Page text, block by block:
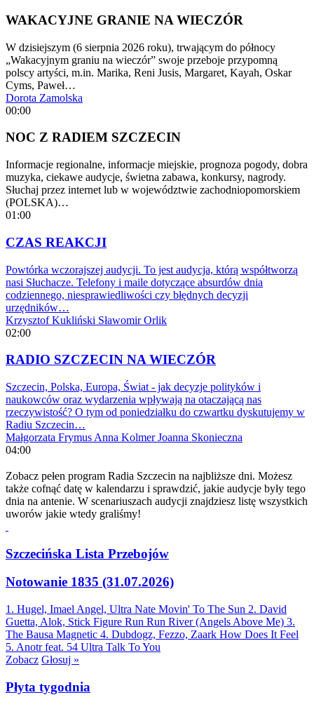
WAKACYJNE GRANIE NA WIECZÓR
W dzisiejszym (6 sierpnia 2026 roku), trwającym do północy
„Wakacyjnym graniu na wieczór” swoje przeboje przypomną
polscy artyści, m.in. Marika, Reni Jusis, Margaret, Kayah, Oskar
Cyms, Paweł…
Dorota Zamolska
00:00
NOC Z RADIEM SZCZECIN
Informacje regionalne, informacje miejskie, prognoza pogody, dobra
muzyka, ciekawe audycje, świetna zabawa, konkursy, nagrody.
Słuchaj przez internet lub w województwie zachodniopomorskiem
(POLSKA)…
01:00
CZAS REAKCJI
Powtórka wczorajszej audycji. To jest audycja, którą współtworzą
nasi Słuchacze. Telefony i maile dotyczące absurdów dnia
codziennego, niesprawiedliwości czy błędnych decyzji
urzędników…
Krzysztof Kukliński Sławomir Orlik
02:00
RADIO SZCZECIN NA WIECZÓR
Szczecin, Polska, Europa, Świat - jak decyzje polityków i
naukowców oraz wydarzenia wpływają na otaczającą nas
rzeczywistość? O tym od poniedziałku do czwartku dyskutujemy w
Radiu Szczecin…
Małgorzata Frymus Anna Kolmer Joanna Skonieczna
04:00
Zobacz pełen program Radia Szczecin na najbliższe dni. Możesz
także cofnąć datę w kalendarzu i sprawdzić, jakie audycje były tego
dnia na antenie. W scenariuszach audycji znajdziesz listę wszystkich
uworów jakie wtedy graliśmy!
Szczecińska Lista Przebojów
Notowanie 1835 (31.07.2026)
1. Hugel, Imael Angel, Ultra Nate Movin' To The Sun 2. David
Guetta, Alok, Stick Figure Run Run River (Angels Above Me) 3.
The Bausa Magnetic 4. Dubdogz, Fezzo, Zaark How Does It Feel
5. Anotr feat. 54 Ultra Talk To You
Zobacz Głosuj »
Płyta tygodnia